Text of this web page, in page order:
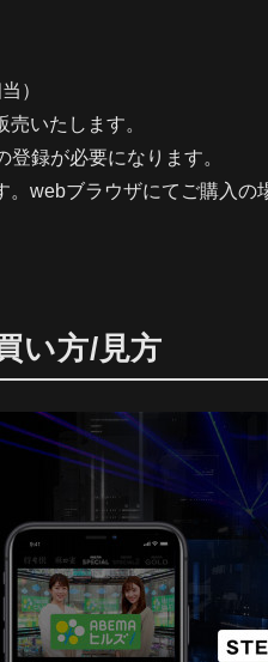
）
いたします。
録が必要になります。
webブラウザにてご購入の
い方/見方